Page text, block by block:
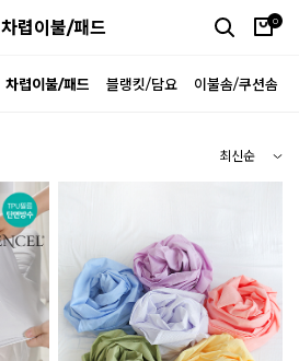
차렵이불/패드 0
차렵이불/패드 블랭킷/담요 이불솜/쿠션솜